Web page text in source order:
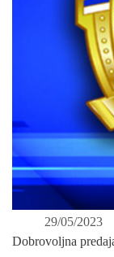
29/05/2023
Dobrovoljna